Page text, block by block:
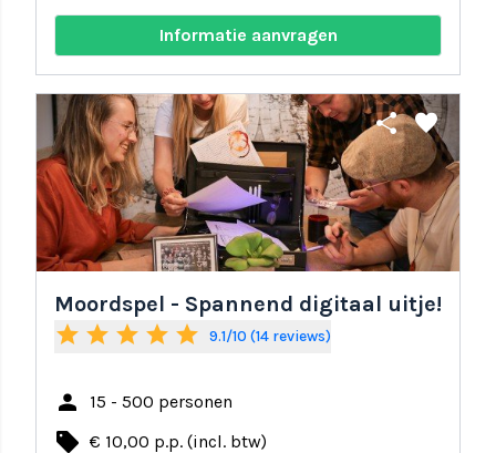
Informatie aanvragen
share favorite
Moordspel - Spannend digitaal uitje!
star star star star star 9.1/10 (14 reviews)
person 15 - 500 personen
local_offer € 10,00 p.p. (incl. btw)